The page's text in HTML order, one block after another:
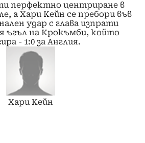
перфектно центриране в
а Хари Кейн се пребори във
удар с глава изпрати
ъгъл на Крокъмби, който
- 1:0 за Англия.
Хари Кейн